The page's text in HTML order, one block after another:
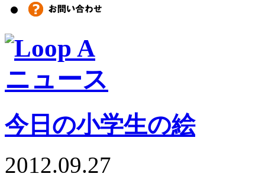
今日の小学生の絵
2012.09.27